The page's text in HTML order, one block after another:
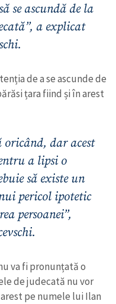
se ascundă de la
a explicat
de a se ascunde de
țara fiind și în arest
dar acest
a lipsi o
să existe un
pericol ipotetic
persoanei”,
va fi pronunțată o
de judecată nu vor
pe numele lui Ilan